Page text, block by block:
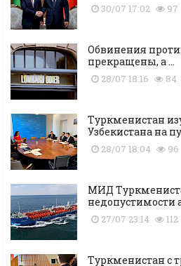
30/07 17:02 97
Обвинения
прекращены, а ...
28/07 18:16 84
Туркменистан
Узбекистана на
28/07 18:04 96
МИД
недопустимости
27/07 23:14 112
Туркменистан с